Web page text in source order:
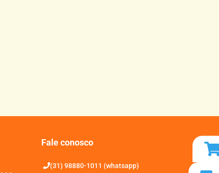
Fale conosco
(31) 98880-1011 (whatsapp)